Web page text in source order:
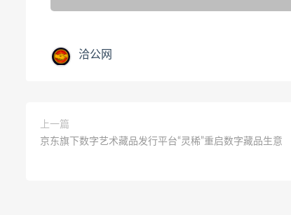
洽公网
上一篇
京东旗下数字艺术藏品发行平台“灵稀”重启数字藏品生意